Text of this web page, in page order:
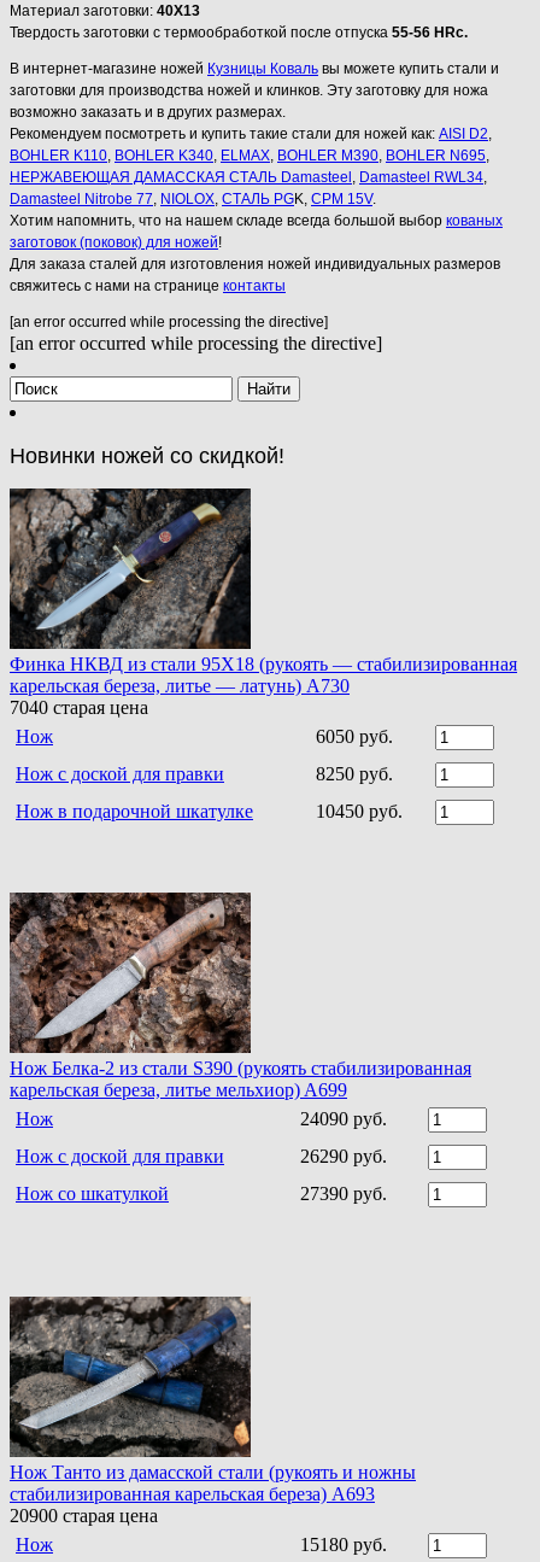
Материал заготовки: 40Х13
Твердость заготовки с термообработкой после отпуска 55-56 HRc.
В интернет-магазине ножей Кузницы Коваль вы можете купить стали и
заготовки для производства ножей и клинков. Эту заготовку для ножа
возможно заказать и в других размерах.
Рекомендуем посмотреть и купить такие стали для ножей как: AISI D2,
BOHLER K110, BOHLER K340, ELMAX, BOHLER M390, BOHLER N695,
НЕРЖАВЕЮЩАЯ ДАМАССКАЯ СТАЛЬ Damasteel, Damasteel RWL34,
Damasteel Nitrobe 77, NIOLOX, СТАЛЬ PGK, CPM 15V.
Хотим напомнить, что на нашем складе всегда большой выбор кованых
заготовок (поковок) для ножей!
Для заказа сталей для изготовления ножей индивидуальных размеров
свяжитесь с нами на странице контакты
[an error occurred while processing the directive]
[an error occurred while processing the directive]
Новинки ножей со скидкой!
Финка НКВД из стали 95Х18 (рукоять — стабилизированная
карельская береза, литье — латунь) A730
7040 старая цена
Нож
6050 руб.
Нож с доской для правки
8250 руб.
Нож в подарочной шкатулке
10450 руб.
Нож Белка-2 из стали S390 (рукоять стабилизированная
карельская береза, литье мельхиор) A699
Нож
24090 руб.
Нож с доской для правки
26290 руб.
Нож со шкатулкой
27390 руб.
Нож Танто из дамасской стали (рукоять и ножны
стабилизированная карельская береза) A693
20900 старая цена
Нож
15180 руб.